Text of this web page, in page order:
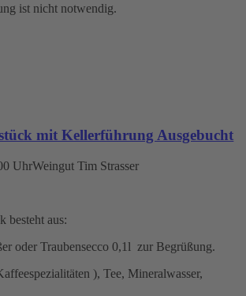
ist nicht notwendig.
mit Kellerführung Ausgebucht
UhrWeingut Tim Strasser
besteht aus:
oder Traubensecco 0,1l zur Begrüßung.
), Tee, Mineralwasser,